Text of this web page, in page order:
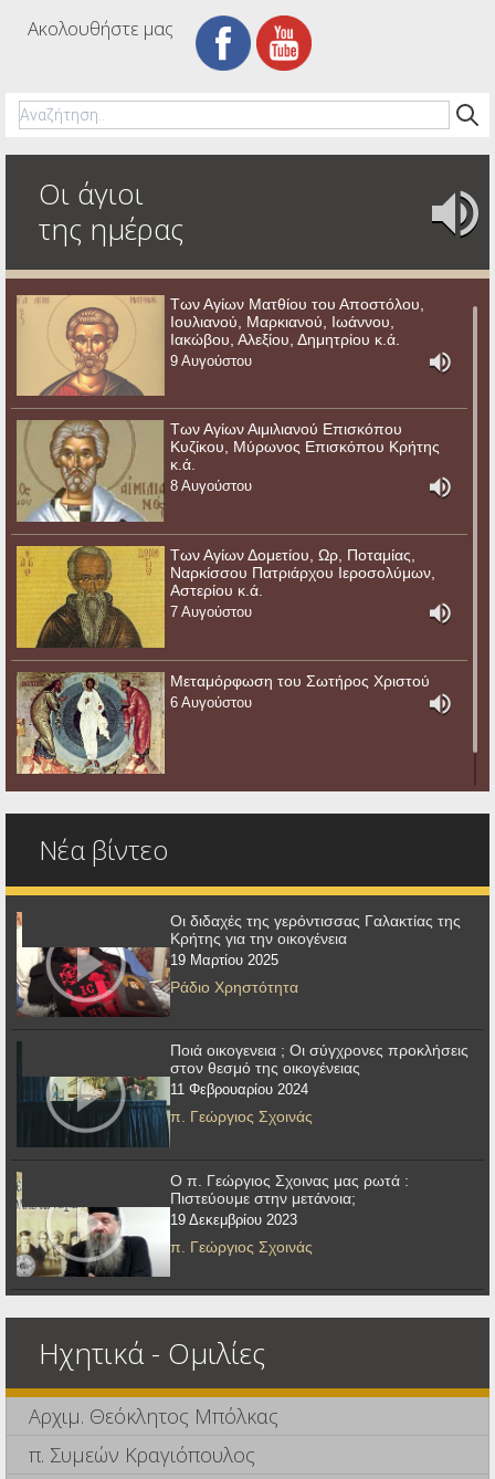
Ακολουθήστε μας
Οι άγιοι
της ημέρας
Των Αγίων Ματθίου του Αποστόλου,
Ιουλιανού, Μαρκιανού, Ιωάννου,
Ιακώβου, Αλεξίου, Δημητρίου κ.ά.
9 Αυγούστου
Των Αγίων Αιμιλιανού Επισκόπου
Κυζίκου, Μύρωνος Επισκόπου Κρήτης
κ.ά.
8 Αυγούστου
Των Αγίων Δομετίου, Ωρ, Ποταμίας,
Ναρκίσσου Πατριάρχου Ιεροσολύμων,
Αστερίου κ.ά.
7 Αυγούστου
Μεταμόρφωση του Σωτήρος Χριστού
6 Αυγούστου
Νέα βίντεο
Οι διδαχές της γερόντισσας Γαλακτίας της
Κρήτης για την οικογένεια
19 Μαρτίου 2025
Ράδιο Χρηστότητα
Ποιά οικογενεια ; Οι σύγχρονες προκλήσεις
στον θεσμό της οικογένειας
11 Φεβρουαρίου 2024
π. Γεώργιος Σχοινάς
Ο π. Γεώργιος Σχοινας μας ρωτά :
Πιστεύουμε στην μετάνοια;
19 Δεκεμβρίου 2023
π. Γεώργιος Σχοινάς
Ηχητικά - Ομιλίες
Αρχιμ. Θεόκλητος Μπόλκας
π. Συμεών Κραγιόπουλος